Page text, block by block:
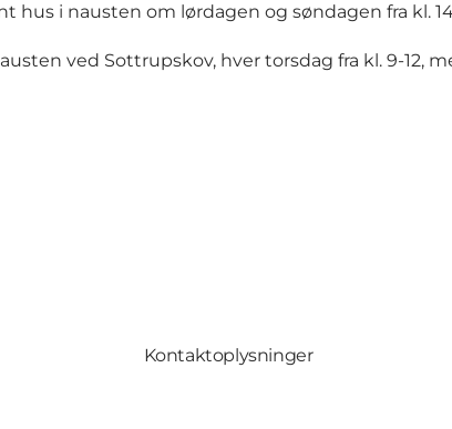
hus i nausten om lørdagen og søndagen fra kl.
ved Sottrupskov, hver torsdag fra kl. 9-12,
Kontaktoplysninger